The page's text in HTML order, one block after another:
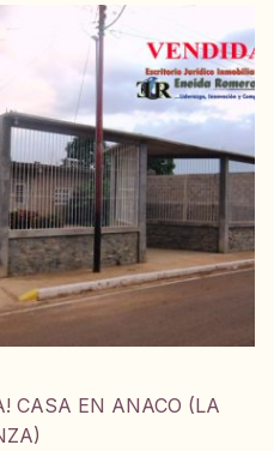
CASA EN ANACO (LA